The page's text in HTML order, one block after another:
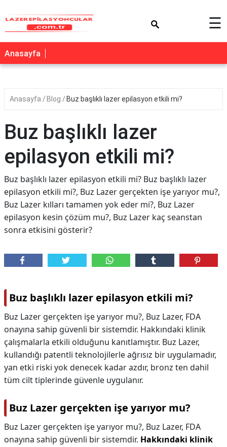
☰
Anasayfa
Anasayfa Blog Buz başlıklı lazer epilasyon etkili mi?
Buz başlıklı lazer
epilasyon etkili mi?
Buz başlıklı lazer epilasyon etkili mi? Buz başlıklı lazer
epilasyon etkili mi?, Buz Lazer gerçekten işe yarıyor mu?,
Buz Lazer kılları tamamen yok eder mi?, Buz Lazer
epilasyon kesin çözüm mu?, Buz Lazer kaç seanstan
sonra etkisini gösterir?
Buz başlıklı lazer epilasyon etkili mi?
Buz Lazer gerçekten işe yarıyor mu?, Buz Lazer, FDA
onayına sahip güvenli bir sistemdir. Hakkındaki klinik
çalışmalarla etkili olduğunu kanıtlamıştır. Buz Lazer,
kullandığı patentli teknolojilerle ağrısız bir uygulamadır,
yan etki riski yok denecek kadar azdır, bronz ten dahil
tüm cilt tiplerinde güvenle uygulanır.
Buz Lazer gerçekten işe yarıyor mu?
Buz Lazer gerçekten işe yarıyor mu?, Buz Lazer, FDA
onayına sahip güvenli bir sistemdir. Hakkındaki klinik